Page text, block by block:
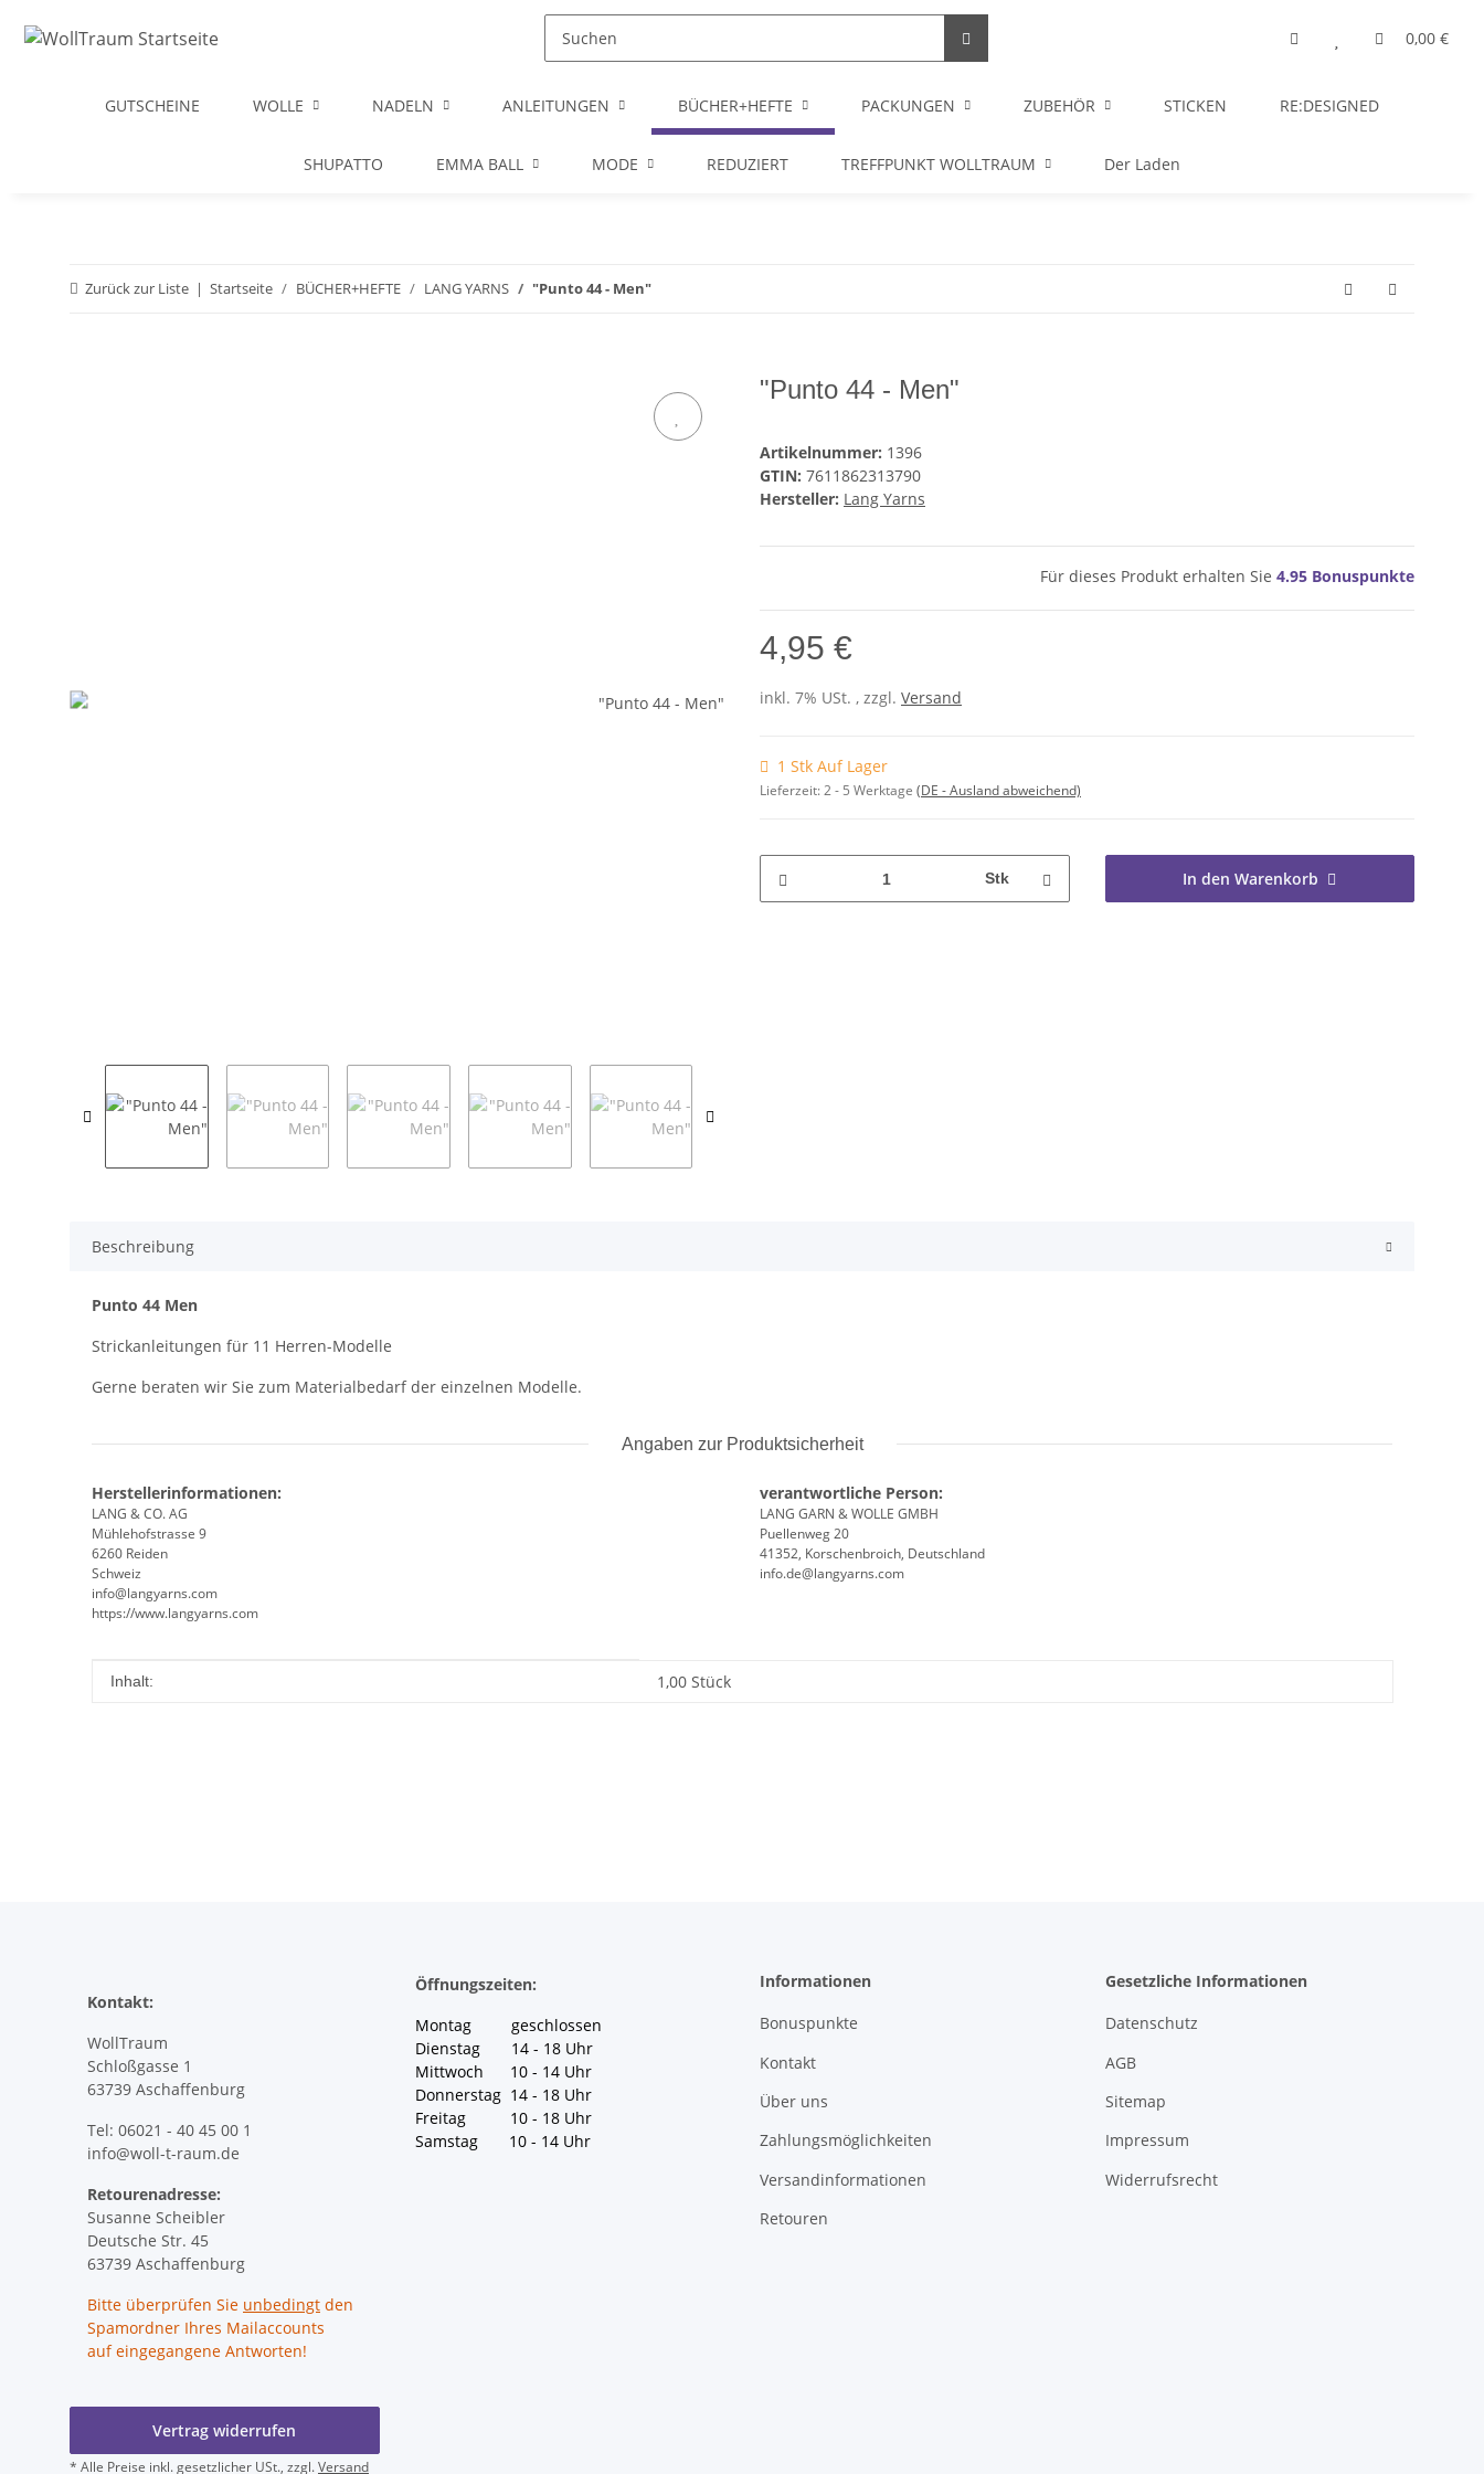
0,00 €
GUTSCHEINE WOLLE NADELN ANLEITUNGEN BÜCHER+HEFTE PACKUNGEN ZUBEHÖR STICKEN RE:DESIGNED
SHUPATTO EMMA BALL MODE REDUZIERT TREFFPUNKT WOLLTRAUM Der Laden
Zurück zur Liste Startseite BÜCHER+HEFTE LANG YARNS "Punto 44 - Men"
"Punto 44 - Men"
Artikelnummer: 1396
GTIN: 7611862313790
Hersteller: Lang Yarns
Für dieses Produkt erhalten Sie 4.95 Bonuspunkte
4,95 €
inkl. 7% USt. , zzgl. Versand
1 Stk Auf Lager
Lieferzeit:2 - 5 Werktage (DE - Ausland abweichend)
Stk In den Warenkorb
Beschreibung
Punto 44 Men
Strickanleitungen für 11 Herren-Modelle
Gerne beraten wir Sie zum Materialbedarf der einzelnen Modelle.
Angaben zur Produktsicherheit
Herstellerinformationen:
LANG & CO. AG
Mühlehofstrasse 9
6260 Reiden
Schweiz
info@langyarns.com
https://www.langyarns.com
verantwortliche Person:
LANG GARN & WOLLE GMBH
Puellenweg 20
41352, Korschenbroich, Deutschland
info.de@langyarns.com
Produkteigenschaft
Wert
Inhalt: 1,00 Stück
Kontakt:
WollTraum
Schloßgasse 1
63739 Aschaffenburg
Tel: 06021 - 40 45 00 1
info@woll-t-raum.de
Retourenadresse:
Susanne Scheibler
Deutsche Str. 45
63739 Aschaffenburg
Bitte überprüfen Sie unbedingt den
Spamordner Ihres Mailaccounts
auf eingegangene Antworten!
Öffnungszeiten:
Montag geschlossen
Dienstag 14 - 18 Uhr
Mittwoch 10 - 14 Uhr
Donnerstag 14 - 18 Uhr
Freitag 10 - 18 Uhr
Samstag 10 - 14 Uhr
Informationen
Bonuspunkte
Kontakt
Über uns
Zahlungsmöglichkeiten
Versandinformationen
Retouren
Gesetzliche Informationen
Datenschutz
AGB
Sitemap
Impressum
Widerrufsrecht
Vertrag widerrufen
* Alle Preise inkl. gesetzlicher USt., zzgl.Versand